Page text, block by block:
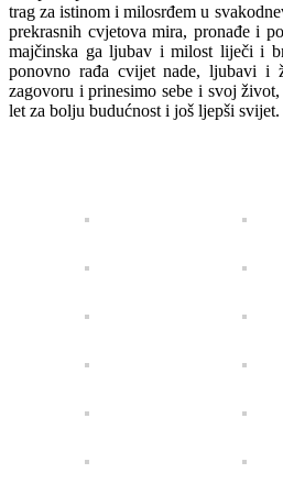
trag za istinom i milosrđem u
prekrasnih cvjetova mira, pronađe i
majčinska ga ljubav i milost liječi i
ponovno rađa cvijet nade, ljubavi i
zagovoru i prinesimo sebe i svoj
let za bolju budućnost i još ljepši svijet.